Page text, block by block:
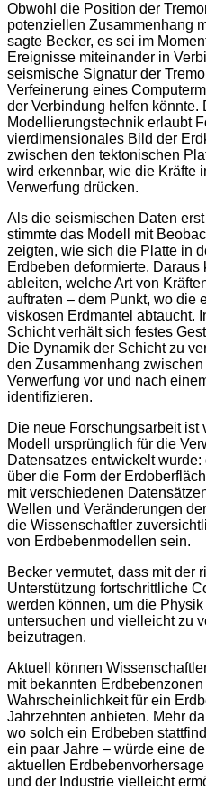
Obwohl die Position der
potenziellen Zusammenhang
sagte Becker, es sei im
Ereignisse miteinander in
seismische Signatur der
Verfeinerung eines
der Verbindung helfen könnte.
Modellierungstechnik erlaubt
vierdimensionales Bild der
zwischen den tektonischen
wird erkennbar, wie die Kräfte
Verwerfung drücken.
Als die seismischen Daten
stimmte das Modell mit
zeigten, wie sich die Platte in
Erdbeben deformierte.
ableiten, welche Art von
auftraten – dem Punkt, wo die
viskosen Erdmantel abtaucht.
Schicht verhält sich festes
Die Dynamik der Schicht zu
den Zusammenhang
Verwerfung vor und nach
identifizieren.
Die neue Forschungsarbeit ist
Modell ursprünglich für die
Datensatzes entwickelt
über die Form der
mit verschiedenen
Wellen und Veränderungen
die Wissenschaftler
von Erdbebenmodellen sein.
Becker vermutet, dass mit der
Unterstützung fortschrittliche
werden können, um die
untersuchen und vielleicht zu
beizutragen.
Aktuell können
mit bekannten
Wahrscheinlichkeit für ein
Jahrzehnten anbieten. Mehr
wo solch ein Erdbeben
ein paar Jahre – würde eine
aktuellen
und der Industrie vielleicht